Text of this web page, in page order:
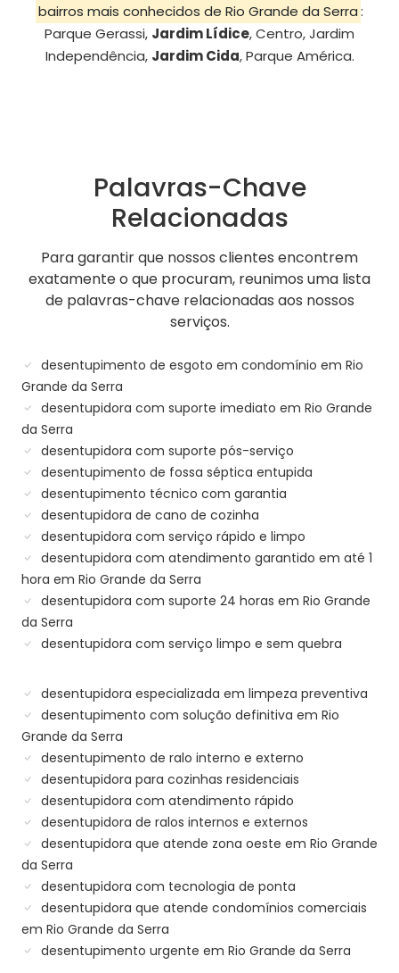
bairros mais conhecidos de Rio Grande da Serra:
Parque Gerassi, Jardim Lídice, Centro, Jardim
Independência, Jardim Cida, Parque América.
Palavras-Chave
Relacionadas
Para garantir que nossos clientes encontrem
exatamente o que procuram, reunimos uma lista
de palavras-chave relacionadas aos nossos
serviços.
desentupimento de esgoto em condomínio em Rio
Grande da Serra
desentupidora com suporte imediato em Rio Grande
da Serra
desentupidora com suporte pós-serviço
desentupimento de fossa séptica entupida
desentupimento técnico com garantia
desentupidora de cano de cozinha
desentupidora com serviço rápido e limpo
desentupidora com atendimento garantido em até 1
hora em Rio Grande da Serra
desentupidora com suporte 24 horas em Rio Grande
da Serra
desentupidora com serviço limpo e sem quebra
desentupidora especializada em limpeza preventiva
desentupimento com solução definitiva em Rio
Grande da Serra
desentupimento de ralo interno e externo
desentupidora para cozinhas residenciais
desentupidora com atendimento rápido
desentupidora de ralos internos e externos
desentupidora que atende zona oeste em Rio Grande
da Serra
desentupidora com tecnologia de ponta
desentupidora que atende condomínios comerciais
em Rio Grande da Serra
desentupimento urgente em Rio Grande da Serra